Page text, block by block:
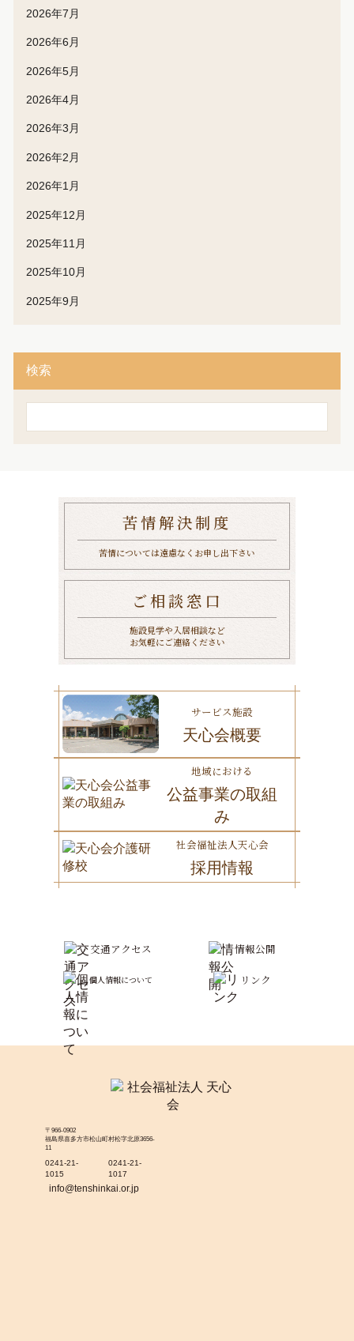
2026年7月
2026年6月
2026年5月
2026年4月
2026年3月
2026年2月
2026年1月
2025年12月
2025年11月
2025年10月
2025年9月
検索
苦情解決制度
苦情については遠慮なくお申し出下さい
ご相談窓口
施設見学や入居相談など
お気軽にご連絡ください
サービス施設
天心会概要
地域における
公益事業の取組
み
社会福祉法人天心会
採用情報
交通アクセス 情報公開
個人情報について リンク
〒966-0902
福島県喜多方市松山町村松字北原3656-
11
0241-21-
1015
0241-21-
1017
info@tenshinkai.or.jp